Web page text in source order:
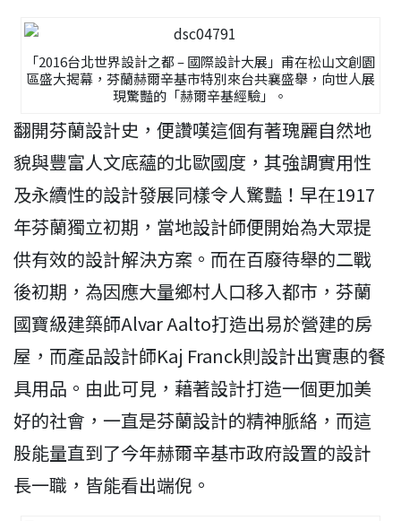
「2016台北世界設計之都 – 國際設計大展」甫在松山文創園
區盛大揭幕，芬蘭赫爾辛基市特別來台共襄盛舉，向世人展
現驚豔的「赫爾辛基經驗」。
翻開芬蘭設計史，便讚嘆這個有著瑰麗自然地
貌與豐富人文底蘊的北歐國度，其強調實用性
及永續性的設計發展同樣令人驚豔！早在1917
年芬蘭獨立初期，當地設計師便開始為大眾提
供有效的設計解決方案。而在百廢待舉的二戰
後初期，為因應大量鄉村人口移入都市，芬蘭
國寶級建築師Alvar Aalto打造出易於營建的房
屋，而產品設計師Kaj Franck則設計出實惠的餐
具用品。由此可見，藉著設計打造一個更加美
好的社會，一直是芬蘭設計的精神脈絡，而這
股能量直到了今年赫爾辛基市政府設置的設計
長一職，皆能看出端倪。